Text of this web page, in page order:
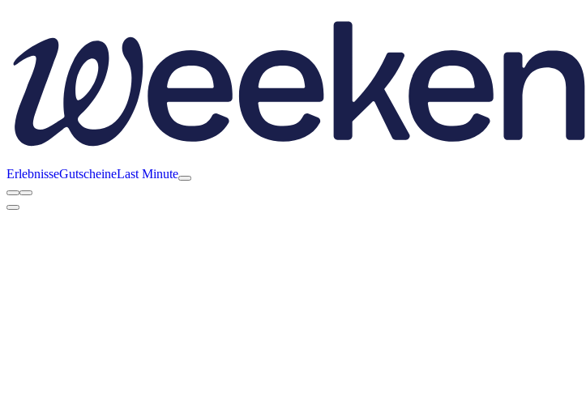
ErlebnisseGutscheineLast Minute